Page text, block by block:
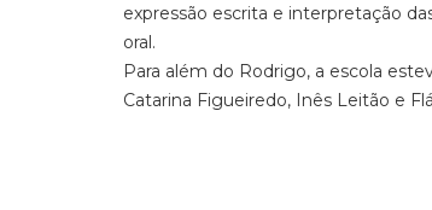
expressão escrita e interpretação
oral.
Para além do Rodrigo, a escola
Catarina Figueiredo, Inês Leitão e